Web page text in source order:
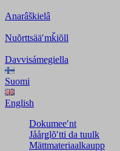
Anarâškielâ
Nuõrttsääʹmǩiõll
Davvisámegiella
Suomi
English
Dokumeeʹnt
Jåårǥlõʹtti da tuulk
Mättmateriaalkaupp